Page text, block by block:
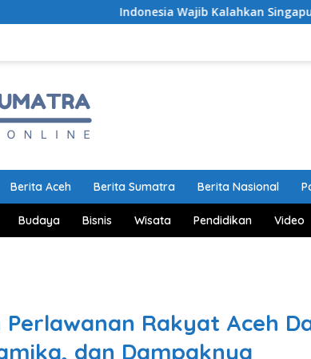
Indonesia Wajib Kalahkan Singapura untuk Lolos
Berita Aceh Berita Sumatra Berita Nasional
Budaya Bisnis Wisata Pendidikan Video
Rakyat Aceh
dan Dampaknya